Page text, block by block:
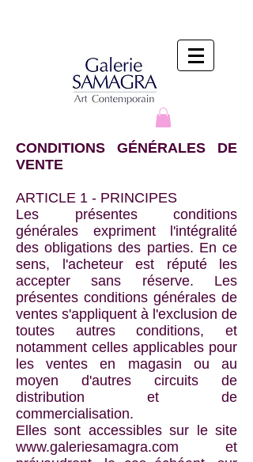
CONDITIONS GÉNÉRALES DE
VENTE
ARTICLE 1 - PRINCIPES
Les présentes conditions
générales expriment l'intégralité
des obligations des parties. En ce
sens, l'acheteur est réputé les
accepter sans réserve. Les
présentes conditions générales de
ventes s'appliquent à l'exclusion de
toutes autres conditions, et
notamment celles applicables pour
les ventes en magasin ou au
moyen d'autres circuits de
distribution et de
commercialisation.
Elles sont accessibles sur le site
www.galeriesamagra.com et